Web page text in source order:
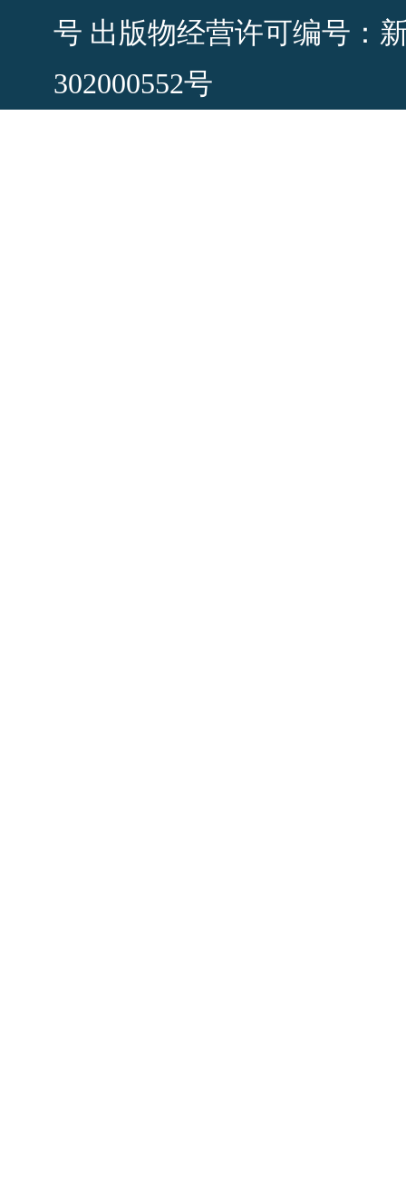
号 出版物经营许可编号：
302000552号